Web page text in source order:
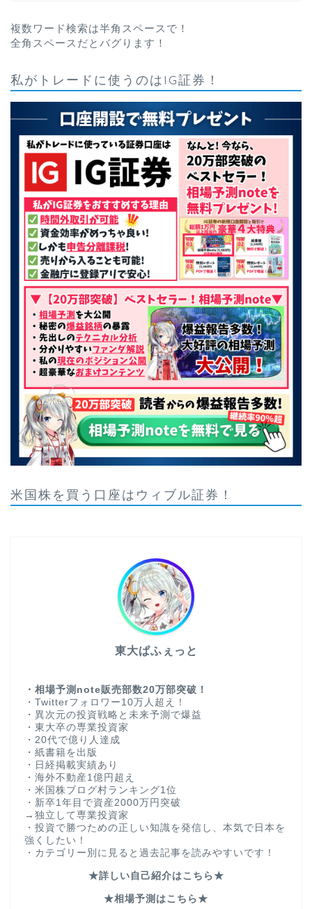
複数ワード検索は半角スペースで！
全角スペースだとバグります！
私がトレードに使うのはIG証券！
米国株を買う口座はウィブル証券！
東大ぱふぇっと
・相場予測note販売部数20万部突破！
・Twitterフォロワー10万人超え！
・異次元の投資戦略と未来予測で爆益
・東大卒の専業投資家
・20代で億り人達成
・紙書籍を出版
・日経掲載実績あり
・海外不動産1億円超え
・米国株ブログ村ランキング1位
・新卒1年目で資産2000万円突破
→独立して専業投資家
・投資で勝つための正しい知識を発信し、本気で日本を
強くしたい！
・カテゴリー別に見ると過去記事を読みやすいです！
★詳しい自己紹介はこちら★
★相場予測はこちら★